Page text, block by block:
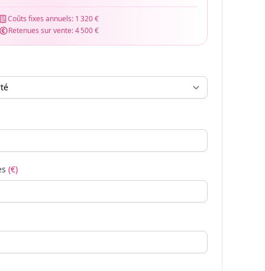
Coûts fixes annuels: 1 320 €
Retenues sur vente:4 500 €
(€)